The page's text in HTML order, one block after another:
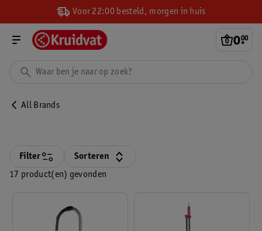
Voor 22:00 besteld, morgen in huis
0.
00
All Brands
17 product(en) gevonden
Filter Sorteren